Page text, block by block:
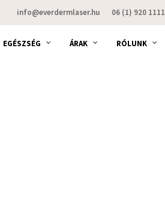
info@everdermlaser.hu 06 (1) 920 1111
EGÉSZSÉG ÁRAK RÓLUNK